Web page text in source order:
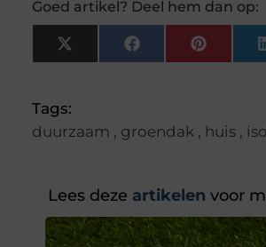
Goed artikel? Deel hem dan op:
X
(Twitter)
Facebook
Tags:
duurzaam , groendak, huis,
Lees deze artikelen voor